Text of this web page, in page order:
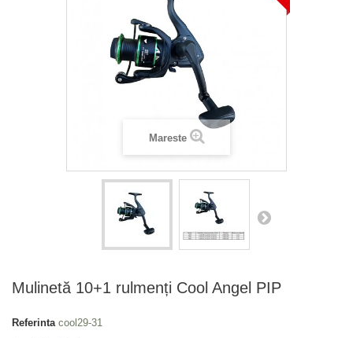
Mareste
Mulinetă 10+1 rulmenți Cool Angel PIP
Referinta cool29-31